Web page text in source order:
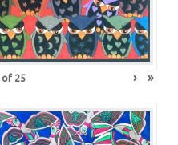
of 25 › »